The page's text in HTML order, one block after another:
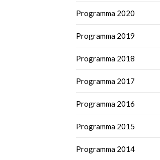
Programma 2020
Programma 2019
Programma 2018
Programma 2017
Programma 2016
Programma 2015
Programma 2014